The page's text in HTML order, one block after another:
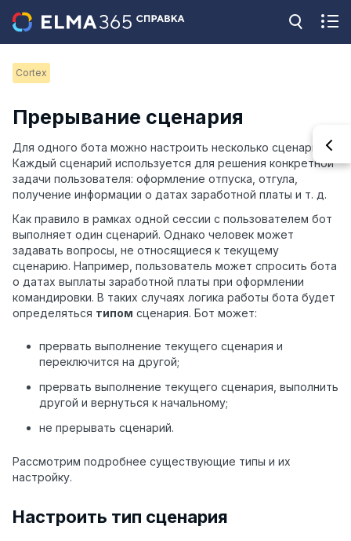
Cortex
Прерывание сценария
Для одного бота можно настроить несколько сценариев.
Каждый сценарий используется для решения конкретной
задачи пользователя: оформление отпуска, отгула,
получение информации о датах заработной платы и т. д.
Как правило в рамках одной сессии с пользователем бот
выполняет один сценарий. Однако человек может
задавать вопросы, не относящиеся к текущему
сценарию. Например, пользователь может спросить бота
о датах выплаты заработной платы при оформлении
командировки. В таких случаях логика работы бота будет
определяться типом сценария. Бот может:
прервать выполнение текущего сценария и
переключится на другой;
прервать выполнение текущего сценария, выполнить
другой и вернуться к начальному;
не прерывать сценарий.
Рассмотрим подробнее существующие типы и их
настройку.
Настроить тип сценария